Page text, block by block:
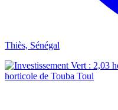
Thiès, Sénégal